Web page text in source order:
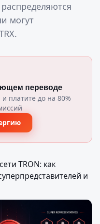
могут
переводе
платите до на 80%
TRON: как
и